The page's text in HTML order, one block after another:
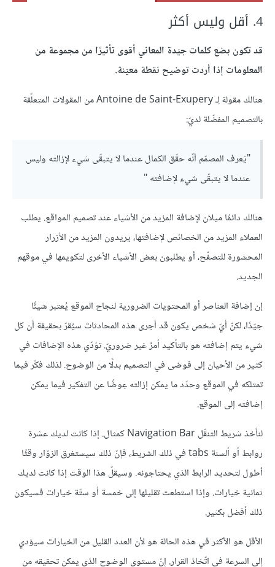
4. أقل وليس أكثر
قد تكون بضع كلمات جيّدة المعاني أقوى تأثيرًا من مجموعة من
المعلومات إذا أردت توضيح نقطة معيّنة.
هنالك مقولة لِـ Antoine de Saint-Exupery من المقولات المتعلّقة
بالتصميم المفضّلة لديّ:
"يَعرف المصمّم أنّه حقّق الكمال عندما لا يتبقّى شيء لإزالته وليس
عندما لا يتبقّى شيء لإضافته "
هنالك دائمًا ميلان لإضافة المزيد من الأشياء عند تصميم المواقع. يطلب
العملاء المزيد من الخصائص لإضافتها، يريدون المزيد من الأزرار
المحشورة للتصفّح، أو يطلبون بعض الأشياء الأخرى لتكويمها في موقهم
الجديد.
إن إضافة العناصر أو المحتويات الضرورية لنجاح الموقع يُعتبر شيئًا
جيّدًا، لكنّ أيّ شخص يكون قد أجرى هذه المحادثات سيُقرّ بحقيقة أن كل
شيء يتم إضافته هو بالتأكيد أمرٌ غير ضروريّ. تؤدّي هذه الإضافات في
كثير من الأحيان إلى فوضى في التصميم بدلًا من الوضوح. لذلك فكّر فيما
تمتلكه في الموقع وحدّد ما يمكن إزالته عِوضًا عن التفكير فيما يمكن
إضافته إلى الموقع.
لنأخذ شريط التنقّل Navigation Bar كمثال. إذا كانت لديك عشرة
روابط أو ألسنة tabs في ذلك الشريط، فإنّ ذلك سيستغرق الزوّار وقتًا
أطول لتحديد الرابط الذي يحتاجونه. وسيقلّ هذا الوقت إذا كانت لديك
ثمانية خيارات. وإذا استطعت تقليلها إلى خمسة أو ستّة خيارات فسيكون
ذلك أفضل بكثير.
الأقل هو الأكثر في هذه الحالة هو لأن العدد القليل من الخيارات سيؤدي
إلى السرعة في اتّخاذ القرار. إنّ مستوى الوضوح الذي يمكن تحقيقه من